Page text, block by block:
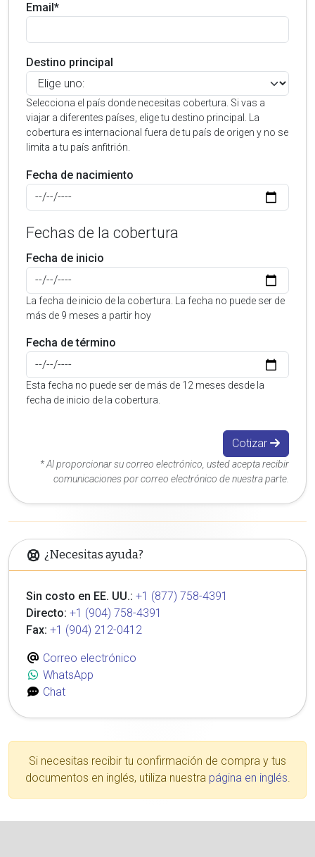
Email*
Destino principal
Selecciona el país donde necesitas cobertura. Si vas a
viajar a diferentes países, elige tu destino principal. La
cobertura es internacional fuera de tu país de origen y no se
limita a tu país anfitrión.
Fecha de nacimiento
Fechas de la cobertura
Fecha de inicio
La fecha de inicio de la cobertura. La fecha no puede ser de
más de 9 meses a partir hoy
Fecha de término
Esta fecha no puede ser de más de 12 meses desde la
fecha de inicio de la cobertura.
Cotizar
* Al proporcionar su correo electrónico, usted acepta recibir
comunicaciones por correo electrónico de nuestra parte.
¿Necesitas ayuda?
Sin costo en EE. UU.: +1 (877) 758-4391
Directo: +1 (904) 758-4391
Fax: +1 (904) 212-0412
Correo electrónico
WhatsApp
Chat
Si necesitas recibir tu confirmación de compra y tus
documentos en inglés, utiliza nuestra página en inglés.